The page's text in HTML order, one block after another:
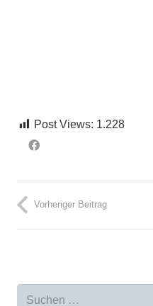
Post Views: 1.228
Vorheriger Beitrag